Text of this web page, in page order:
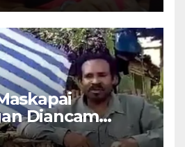
Pusat
Diancam
OPM